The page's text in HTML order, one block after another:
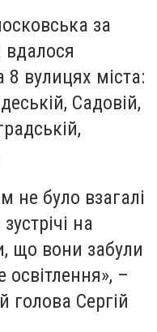
за
вдалося
8 вулицях міста:
Садовій,
не було взагалі
на
що вони забули
освітлення», –
голова Сергій